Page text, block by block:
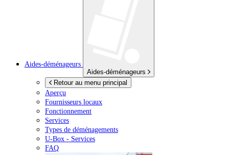
Aides-déménageurs
Aides-déménageurs
Retour au menu principal
Aperçu
Fournisseurs locaux
Fonctionnement
Services
Types de déménagements
U-Box - Services
FAQ